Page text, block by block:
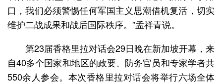
口，我们必须警惕任何军国主义思潮借机复活，切实
维护二战成果和战后国际秩序。”孟祥青说。
第23届香格里拉对话会29日晚在新加坡开幕，来
自40多个国家和地区的政要、防务官员和专家学者共
550余人参会。本次香格里拉对话会将举行六场全体